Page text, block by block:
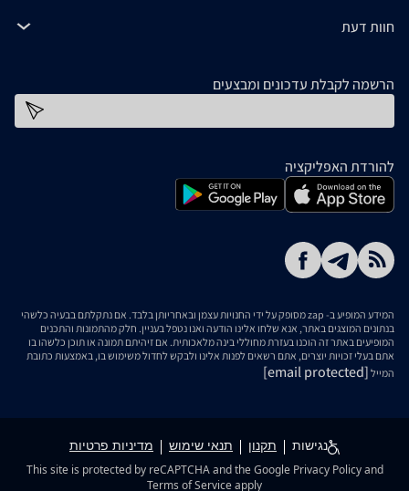
חוות דעת
הרשמה לקבלת עדכונים ומבצעים
להורדת האפליקציה
המידע המופיע ב- zap מסופק על ידי החנויות עצמן ובאחריותן בלבד. אם נתקלתם בבעיה כלשהי
בנתונים המוצגים באתר, אנא שלחו אלינו הודעה ואנו נטפל בעניין. חלק מהתמונות והתכנים
המופיעים באתר זה הוכנו בעזרת מחוללי בינה מלאכותית. אם זיהיתם תמונה או תוכן כלשהו בו
אתם בעלי זכויות יוצרים, אתם רשאים לפנות אלינו ולבקש לחדול משימוש בו, באמצעות כתובת
המייל [email protected]
נגישות תקנון תנאי שימוש מדיניות פרטיות
This site is protected by reCAPTCHA and the Google Privacy Policyand
Terms of Serviceapply